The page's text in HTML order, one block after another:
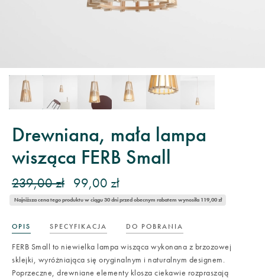
Drewniana, mała lampa
wisząca FERB Small
239,00 zł 99,00 zł
Najniższa cena tego produktu w ciągu 30 dni przed obecnym rabatem wynosiła 119,00 zł
OPIS SPECYFIKACJA DO POBRANIA
FERB Small to niewielka lampa wisząca wykonana z brzozowej
sklejki, wyróżniająca się oryginalnym i naturalnym designem.
Poprzeczne, drewniane elementy klosza ciekawie rozpraszają